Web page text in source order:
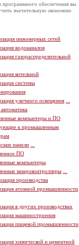
обеспечения вы
значительную экономию
инженерных сетей
водоканалов
газораспределительной
котельной
системы
уличного освещения
компьютеры и ПО
к промышленным
панели
ПО
компьютеры
микроконтроллеры
производства
атомной промышленности
в других производствах
машиностроения
пищевой промышленности
химической и цементной